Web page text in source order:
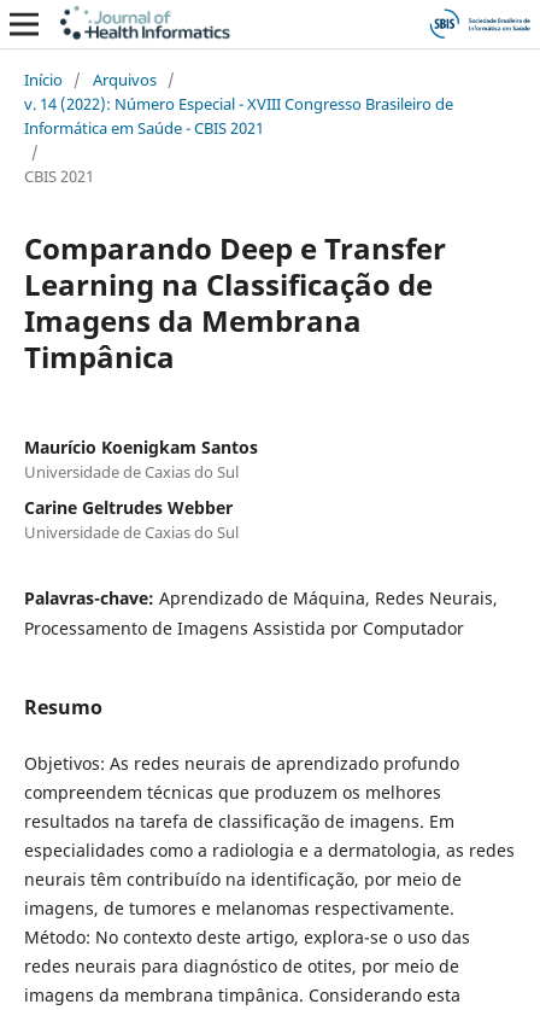
Início / Arquivos /
v. 14 (2022): Número Especial - XVIII Congresso Brasileiro de
Informática em Saúde - CBIS 2021
/
CBIS 2021
Comparando Deep e Transfer
Learning na Classificação de
Imagens da Membrana
Timpânica
Maurício Koenigkam Santos
Universidade de Caxias do Sul
Carine Geltrudes Webber
Universidade de Caxias do Sul
Palavras-chave: Aprendizado de Máquina, Redes Neurais,
Processamento de Imagens Assistida por Computador
Resumo
Objetivos: As redes neurais de aprendizado profundo
compreendem técnicas que produzem os melhores
resultados na tarefa de classificação de imagens. Em
especialidades como a radiologia e a dermatologia, as redes
neurais têm contribuído na identificação, por meio de
imagens, de tumores e melanomas respectivamente.
Método: No contexto deste artigo, explora-se o uso das
redes neurais para diagnóstico de otites, por meio de
imagens da membrana timpânica. Considerando esta